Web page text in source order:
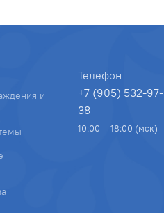
и
Телефон
+7 (905) 532-97-
38
10:00 — 18:00 (мск)